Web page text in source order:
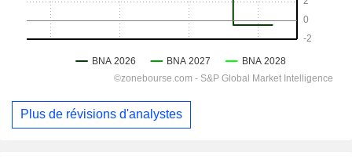
Plus de révisions d'analystes